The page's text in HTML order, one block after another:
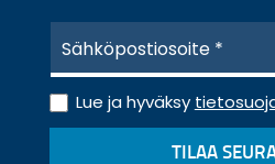
h
k
ö
T
i
Lue ja hyväksy
TILAA